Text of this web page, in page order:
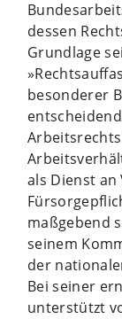
dessen
Grundlage
besonderer
als Dienst
maßgebend
seinem
der
Bei seiner
unterstützt